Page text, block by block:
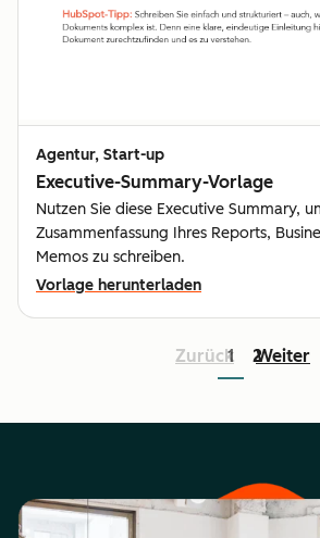
Agentur, Start-up
Executive-Summary-Vorlage
Nutzen Sie diese Executive Summary,
Zusammenfassung Ihres Reports,
Memos zu schreiben.
Vorlage herunterladen
Zurück
1 2Weiter